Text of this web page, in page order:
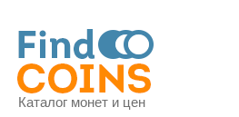
Каталог монет и цен